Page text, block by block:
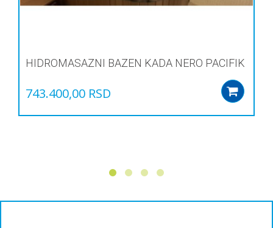
HIDROMASAZNI BAZEN KADA NERO PACIFIK
743.400,00 RSD